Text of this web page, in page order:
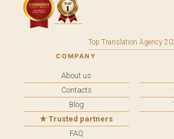
Top Translation Agency
COMPANY
About us
Contacts
Blog
★ Trusted partners
FAQ